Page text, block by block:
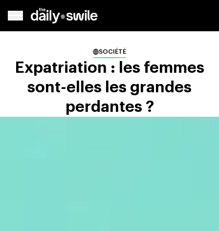
SOCIÉTÉ
Expatriation : les femmes
sont-elles les grandes
perdantes ?